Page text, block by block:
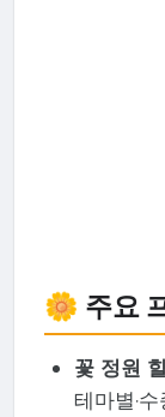
🌼 주요
꽃 정원
테마별·